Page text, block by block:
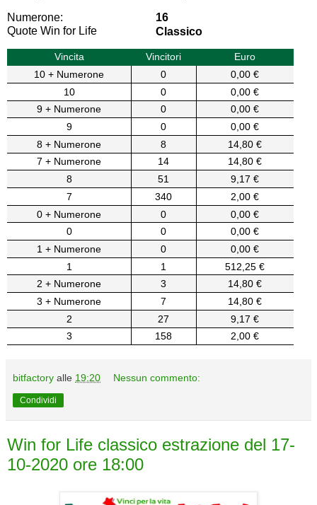
Numerone:
16
Quote Win for Life
Classico
Vincita Vincitori
Euro
10 + Numerone
0
0,00 €
10
0
0,00 €
9 + Numerone
0
0,00 €
9
0
0,00 €
8 + Numerone
8
14,80 €
7 + Numerone
14
14,80 €
8
51
9,17 €
7
340
2,00 €
0 + Numerone
0
0,00 €
0
0
0,00 €
1 + Numerone
0
0,00 €
1
1
512,25 €
2 + Numerone
3
14,80 €
3 + Numerone
7
14,80 €
2
27
9,17 €
3
158 2,00 €
bitfactory alle 19:20 Nessun commento:
Condividi
Win for Life classico estrazione del 17-
10-2020 ore 18:00